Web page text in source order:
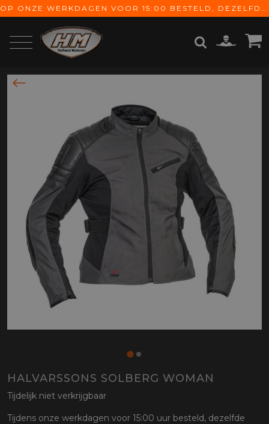
OP ONZE WERKDAGEN VOOR 15:00 BESTELD, DEZELFDE DAG VERZONDEN! GRATIS VERZENDING VANAF € 65,-
HALVARSSONS SOLBERG WOMAN
Tijdelijk niet verkrijgbaar
Tijdens onze werkdagen voor 15:00 uur besteld, dezelfde